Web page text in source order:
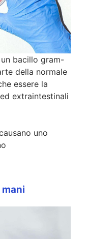
bacillo gram-
della normale
essere la
extraintestinali
uno